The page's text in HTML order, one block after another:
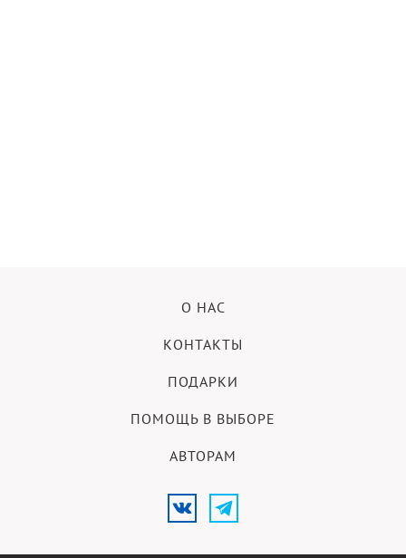
О НАС
КОНТАКТЫ
ПОДАРКИ
ПОМОЩЬ В ВЫБОРЕ
АВТОРАМ